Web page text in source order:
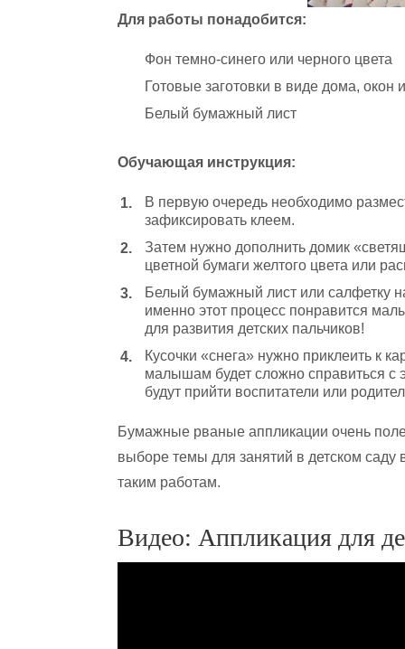
Для работы понадобится:
Фон темно-синего или черного цвета
Готовые заготовки в виде дома, окон
Белый бумажный лист
Обучающая инструкция:
В первую очередь необходимо
зафиксировать клеем.
Затем нужно дополнить домик
цветной бумаги желтого цвета или
Белый бумажный лист или салфетку
именно этот процесс понравится
для развития детских пальчиков!
Кусочки «снега» нужно приклеить к
малышам будет сложно справиться с
будут прийти воспитатели или
Бумажные рваные аппликации очень
выборе темы для занятий в детском саду
таким работам.
Видео: Аппликация для